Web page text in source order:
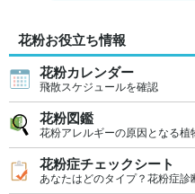
花粉お役立ち情報
花粉カレンダー
飛散スケジュールを確認
花粉図鑑
花粉アレルギーの原因となる植
花粉症チェックシート
あなたはどのタイプ？花粉症診